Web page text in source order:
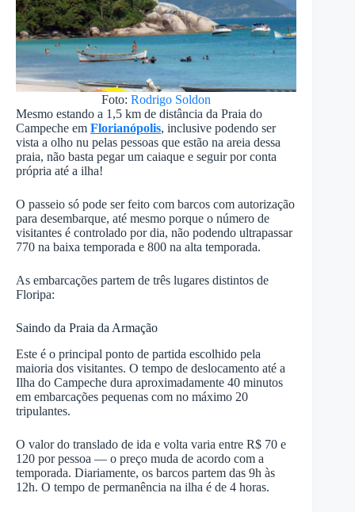
Foto:Rodrigo Soldon
Mesmo estando a 1,5 km de distância da Praia do
Campeche em Florianópolis, inclusive podendo ser
vista a olho nu pelas pessoas que estão na areia dessa
praia, não basta pegar um caiaque e seguir por conta
própria até a ilha!
O passeio só pode ser feito com barcos com autorização
para desembarque, até mesmo porque o número de
visitantes é controlado por dia, não podendo ultrapassar
770 na baixa temporada e 800 na alta temporada.
As embarcações partem de três lugares distintos de
Floripa:
Saindo da Praia da Armação
Este é o principal ponto de partida escolhido pela
maioria dos visitantes. O tempo de deslocamento até a
Ilha do Campeche dura aproximadamente 40 minutos
em embarcações pequenas com no máximo 20
tripulantes.
O valor do translado de ida e volta varia entre R$ 70 e
120 por pessoa — o preço muda de acordo com a
temporada. Diariamente, os barcos partem das 9h às
12h. O tempo de permanência na ilha é de 4 horas.